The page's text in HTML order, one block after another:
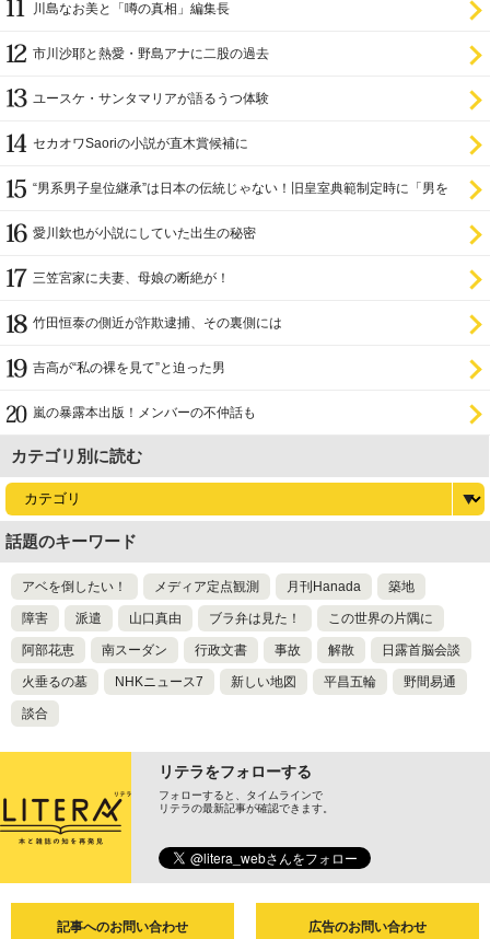
川島なお美と「噂の真相」編集長
市川沙耶と熱愛・野島アナに二股の過去
ユースケ・サンタマリアが語るうつ体験
セカオワSaoriの小説が直木賞候補に
“男系男子皇位継承”は日本の伝統じゃない！旧皇室典範制定時に「男を
愛川欽也が小説にしていた出生の秘密
三笠宮家に夫妻、母娘の断絶が！
竹田恒泰の側近が詐欺逮捕、その裏側には
吉高が“私の裸を見て”と迫った男
嵐の暴露本出版！メンバーの不仲話も
カテゴリ別に読む
話題のキーワード
アベを倒したい！ メディア定点観測 月刊Hanada 築地
障害 派遣 山口真由 ブラ弁は見た！ この世界の片隅に
阿部花恵 南スーダン 行政文書 事故 解散 日露首脳会談
火垂るの墓 NHKニュース7 新しい地図 平昌五輪 野間易通
談合
リテラをフォローする
フォローすると、タイムラインで
リテラの最新記事が確認できます。
記事へのお問い合わせ 広告のお問い合わせ